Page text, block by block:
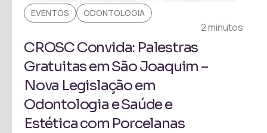
EVENTOS ODONTOLOGIA
2 minutos
CROSC Convida: Palestras
Gratuitas em São Joaquim –
Nova Legislação em
Odontologia e Saúde e
Estética com Porcelanas